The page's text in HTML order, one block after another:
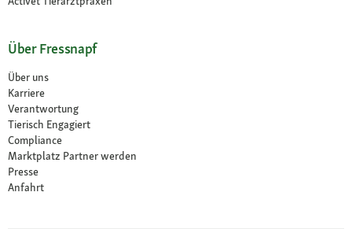
Über Fressnapf
Über uns
Karriere
Verantwortung
Tierisch Engagiert
Compliance
Marktplatz Partner werden
Presse
Anfahrt